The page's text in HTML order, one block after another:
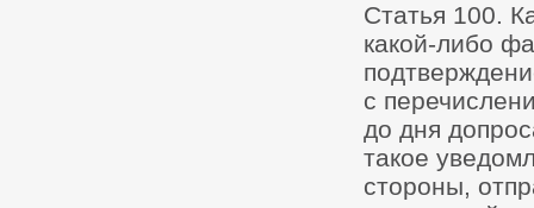
Статья 100.
какой-либо
с
до дня
такое
стороны,